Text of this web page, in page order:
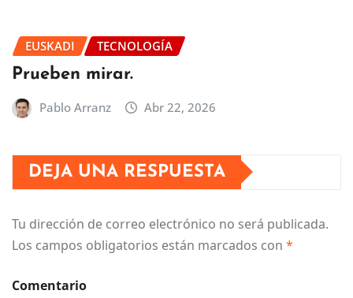
EUSKADI TECNOLOGÍA
Prueben mirar.
Pablo Arranz Abr 22, 2026
DEJA UNA RESPUESTA
Tu dirección de correo electrónico no será publicada.
Los campos obligatorios están marcados con *
Comentario